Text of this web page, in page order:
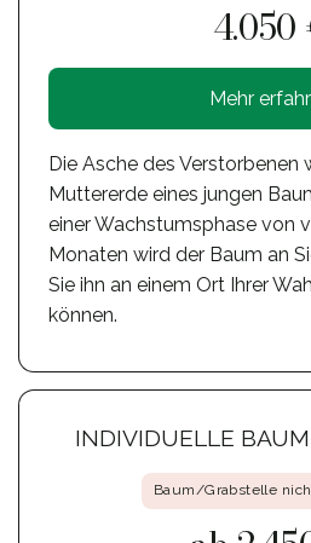
4.050
Mehr
Die Asche des Verstorbenen
Muttererde eines jungen
einer Wachstumsphase von
Monaten wird der Baum an
Sie ihn an einem Ort Ihrer
können.
INDIVIDUELLE
Baum/Grabstelle